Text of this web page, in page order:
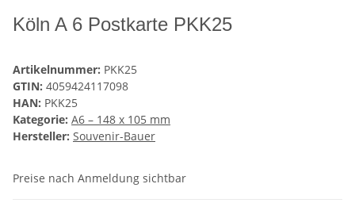
Köln A 6 Postkarte PKK25
Artikelnummer: PKK25
GTIN: 4059424117098
HAN: PKK25
Kategorie: A6 – 148 x 105 mm
Hersteller: Souvenir-Bauer
Preise nach Anmeldung sichtbar